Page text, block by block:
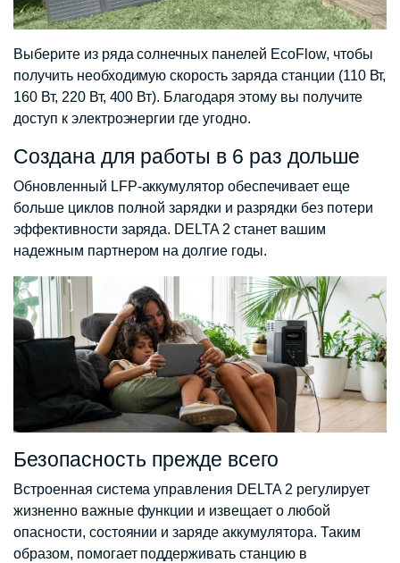
Выберите из ряда солнечных панелей EcoFlow, чтобы
получить необходимую скорость заряда станции (110 Вт,
160 Вт, 220 Вт, 400 Вт). Благодаря этому вы получите
доступ к электроэнергии где угодно.
Создана для работы в 6 раз дольше
Обновленный LFP-аккумулятор обеспечивает еще
больше циклов полной зарядки и разрядки без потери
эффективности заряда. DELTA 2 станет вашим
надежным партнером на долгие годы.
Безопасность прежде всего
Встроенная система управления DELTA 2 регулирует
жизненно важные функции и извещает о любой
опасности, состоянии и заряде аккумулятора. Таким
образом, помогает поддерживать станцию ​​в